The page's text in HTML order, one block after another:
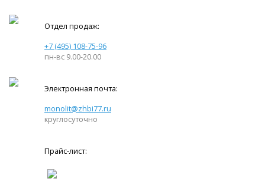
Отдел продаж:
+7 (495) 108-75-96
пн-вс 9.00-20.00
Электронная почта:
monolit@zhbi77.ru
круглосуточно
Прайс-лист: